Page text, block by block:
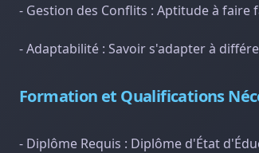
- Gestion des Conflits : Aptitude à faire
- Adaptabilité : Savoir s'adapter à
Formation et Qualifications
- Diplôme Requis : Diplôme d'État